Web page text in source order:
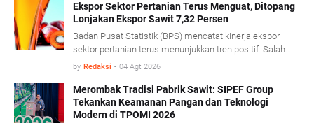
B50 sebagai momentum memperkuat produktivitas,
mempercepat transformasi tata kelola, serta
membangun kemitraan yang lebih kuat antara
perusahaan dan pekebun rakyat.
Ekspor Sektor Pertanian Terus Menguat, Ditopang
Lonjakan Ekspor Sawit 7,32 Persen
Badan Pusat Statistik (BPS) mencatat kinerja ekspor
sektor pertanian terus menunjukkan tren positif. Salah
satu pendorong kinerja tersebut berasal dari komoditas
turunannya yang mencatat pertumbuhan ekspor cukup
signifikan. BPS mencatat, sepanjang Januari- Juni 2026
nilai ekspor CPO dan produk turunannya tumbuh 7,32
by Redaksi - 04 Agt 2026
Merombak Tradisi Pabrik Sawit: SIPEF Group
Tekankan Keamanan Pangan dan Teknologi
Modern di TPOMI 2026